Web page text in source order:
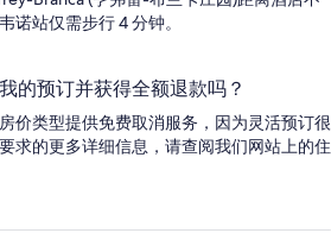
诺站仅需步行 4 分钟。
的预订并获得全额退款吗？
价类型提供免费取消服务，因为灵活预订很
求的更多详细信息，请查阅我们网站上的住